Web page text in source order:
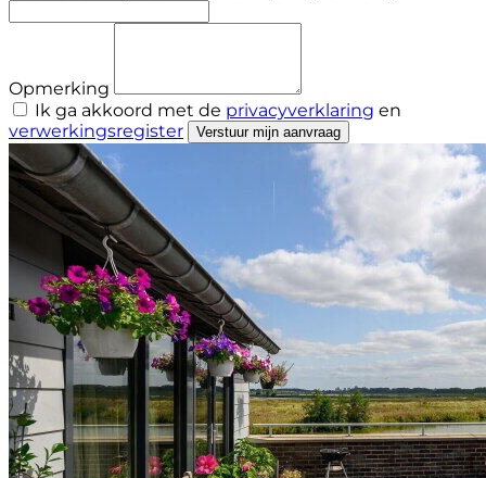
Opmerking
Ik ga akkoord met de privacyverklaring en
verwerkingsregister
Verstuur mijn aanvraag